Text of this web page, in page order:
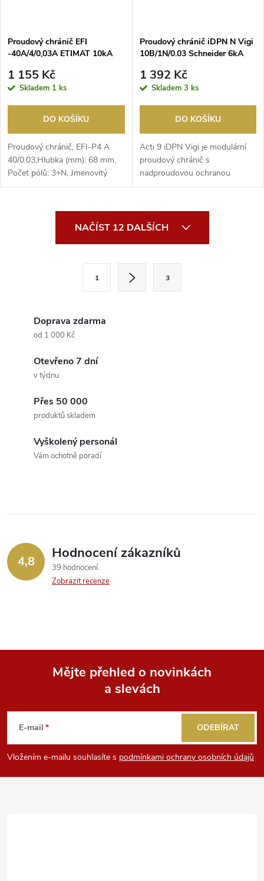
Proudový chránič EFI
-40A/4/0,03A ETIMAT 10kA
1 155 Kč
Skladem 1 ks
DO KOŠÍKU
Proudový chránič, EFI-P4 A
40/0.03,Hlubka (mm): 68 mm,
Počet pólů: 3+N, Jmenovitý
průřez (mm2): 1 mm...
Proudový chránič iDPN N Vigi
10B/1N/0.03 Schneider 6kA
1 392 Kč
Skladem 3 ks
DO KOŠÍKU
Acti 9 iDPN Vigi je modulární
proudový chránič s ​
nadproudovou ochranou
(RCBO). Je to jistič 1P+N s...
ý
p
u
NAČÍST 12 DALŠÍCH
1 3
Doprava zdarma
od 1 000 Kč
Otevřeno 7 dní
v týdnu
Přes 50 000
produktů skladem
Vyškolený personál
Vám ochotně poradí
4,8 Hodnocení zákazníků
39 hodnocení
Zobrazit recenze
p
Mějte přehled o novinkách
a slevách
E-mail
Vložením e-mailu souhlasíte s podmínkami ochrany osobních údajů
ODEBÍRAT